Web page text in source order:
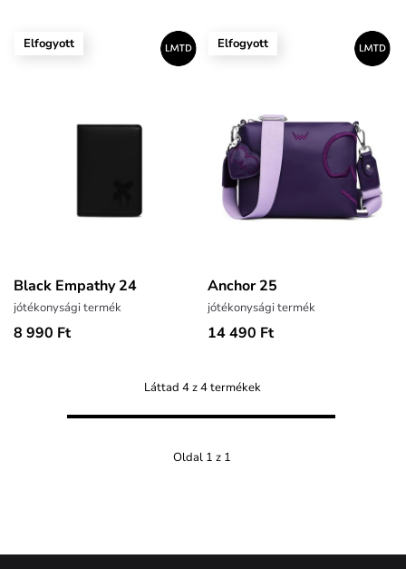
Elfogyott
Black Empathy 24
jótékonysági termék
8 990 Ft
Elfogyott
Anchor 25
jótékonysági termék
14 490 Ft
Láttad 4 z 4 termékek
Oldal 1 z 1